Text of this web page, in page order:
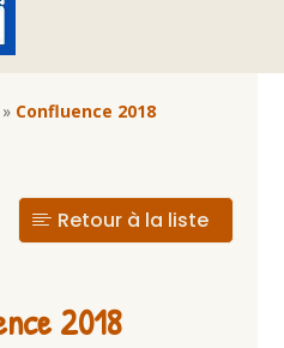
» Confluence 2018
Retour à la liste
2018